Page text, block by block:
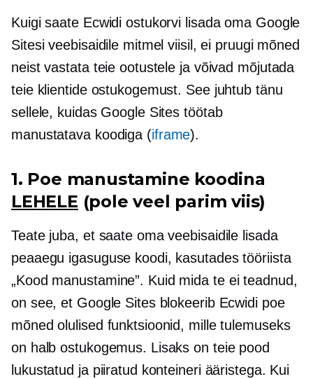
Kuigi saate Ecwidi ostukorvi lisada oma Google
Sitesi veebisaidile mitmel viisil, ei pruugi mõned
neist vastata teie ootustele ja võivad mõjutada
teie klientide ostukogemust. See juhtub tänu
sellele, kuidas Google Sites töötab
manustatava koodiga (iframe).
1. Poe manustamine koodina
LEHELE (pole veel parim viis)
Teate juba, et saate oma veebisaidile lisada
peaaegu igasuguse koodi, kasutades tööriista
„Kood manustamine”. Kuid mida te ei teadnud,
on see, et Google Sites blokeerib Ecwidi poe
mõned olulised funktsioonid, mille tulemuseks
on halb ostukogemus. Lisaks on teie pood
lukustatud ja piiratud konteineri ääristega. Kui